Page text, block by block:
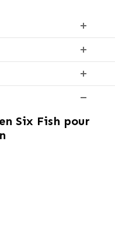
Six Fish pour